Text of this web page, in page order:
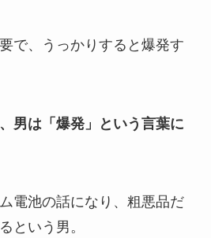
で、うっかりすると爆発す
男は「爆発」という言葉に
電池の話になり、粗悪品だ
という男。